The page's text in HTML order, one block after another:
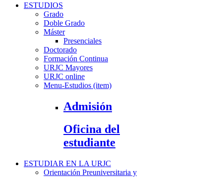
ESTUDIOS
Grado
Doble Grado
Máster
Presenciales
Doctorado
Formación Continua
URJC Mayores
URJC online
Menu-Estudios (item)
Admisión
Oficina del
estudiante
ESTUDIAR EN LA URJC
Orientación Preuniversitaria y